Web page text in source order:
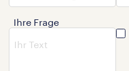
Ihre Frage